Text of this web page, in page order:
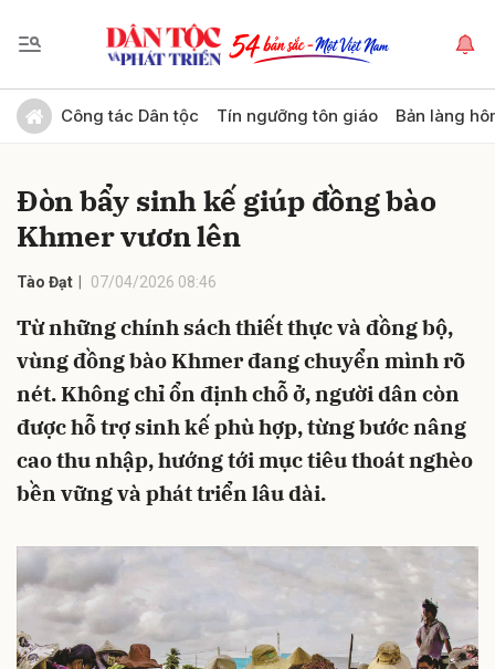
Công tác Dân tộc Tín ngưỡng tôn giáo Bản làng
Đòn bẩy sinh kế giúp đồng bào
Khmer vươn lên
Tào Đạt 07/04/2026 08:46
Từ những chính sách thiết thực và đồng bộ,
vùng đồng bào Khmer đang chuyển mình rõ
nét. Không chỉ ổn định chỗ ở, người dân còn
được hỗ trợ sinh kế phù hợp, từng bước nâng
cao thu nhập, hướng tới mục tiêu thoát nghèo
bền vững và phát triển lâu dài.
Gửi bình luận
Hủy Gửi